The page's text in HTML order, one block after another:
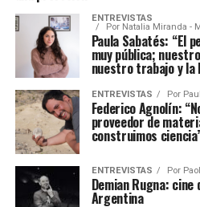
ENTREVISTAS
Por Natalia Miranda -
Paula Sabatés: “El
muy pública;
nuestro trabajo y la
ENTREVISTAS Por
Federico Agnolín:
proveedor de
construimos
ENTREVISTAS Por
Demian Rugna:
Argentina